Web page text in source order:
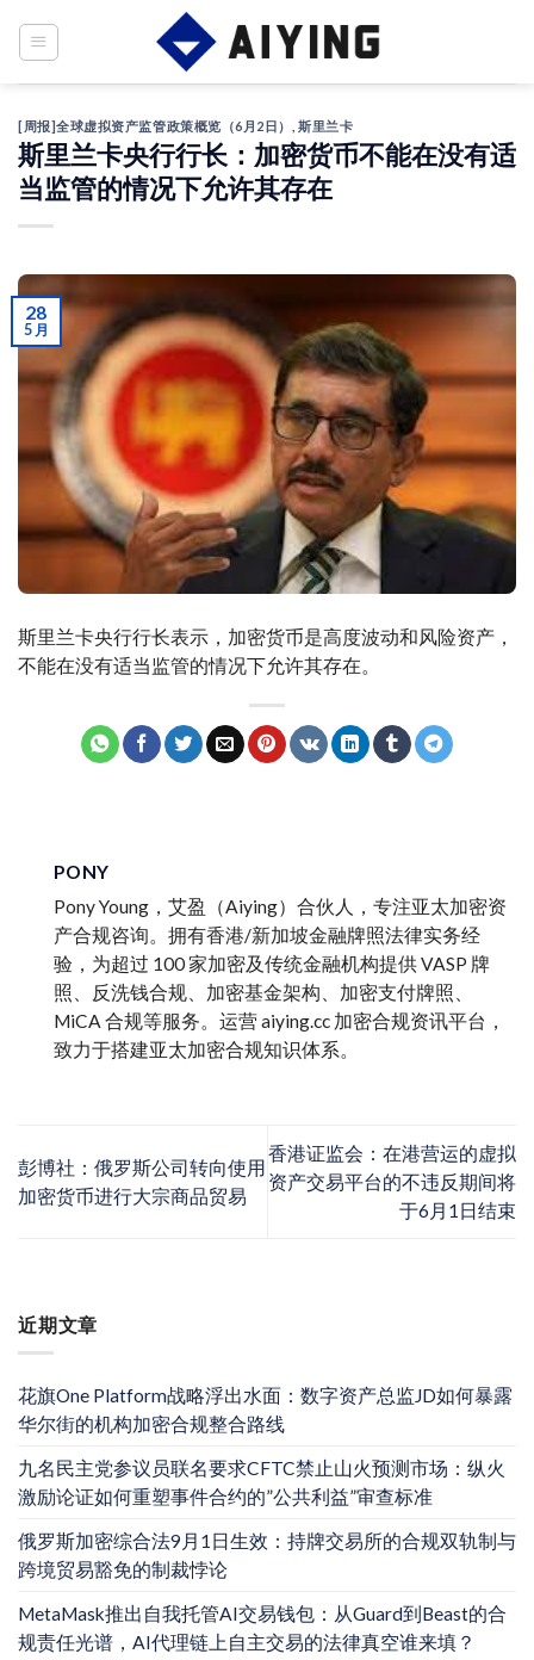
近期文章
花旗One Platform战略浮出水面：数字资产总监JD如何暴露
华尔街的机构加密合规整合路线
九名民主党参议员联名要求CFTC禁止山火预测市场：纵火
激励论证如何重塑事件合约的”公共利益”审查标准
俄罗斯加密综合法9月1日生效：持牌交易所的合规双轨制与
跨境贸易豁免的制裁悖论
MetaMask推出自我托管AI交易钱包：从Guard到Beast的合
规责任光谱，AI代理链上自主交易的法律真空谁来填？
[周报]全球虚拟资产监管政策概览（6月2日） ,斯里兰卡
斯里兰卡央行行长：加密货币不能在没有适
当监管的情况下允许其存在
28
5 月
斯里兰卡央行行长表示，加密货币是高度波动和风险资产，
不能在没有适当监管的情况下允许其存在。
PONY
Pony Young，艾盈（Aiying）合伙人，专注亚太加密资
产合规咨询。拥有香港/新加坡金融牌照法律实务经
验，为超过 100 家加密及传统金融机构提供 VASP 牌
照、反洗钱合规、加密基金架构、加密支付牌照、
MiCA 合规等服务。运营 aiying.cc 加密合规资讯平台，
致力于搭建亚太加密合规知识体系。
彭博社：俄罗斯公司转向使用
加密货币进行大宗商品贸易
香港证监会：在港营运的虚拟
资产交易平台的不违反期间将
于6月1日结束